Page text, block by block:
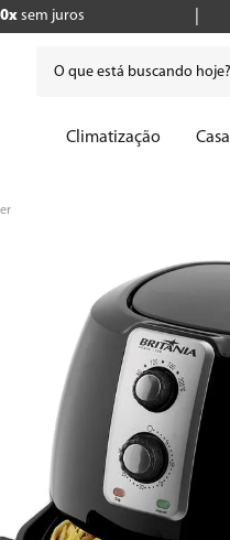
sem juros
Climatização Casa
microondas
5º panificadora
cafeteira
caixa som
liquidificador
forno